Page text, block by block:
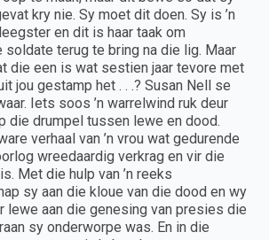
kry nie. Sy moet dit doen. Sy is ’n
en dit is haar taak om
terug te bring na die lig. Maar
die een is wat sestien jaar tevore met
jou gestamp het . . .? Susan Nell se
Iets soos ’n warrelwind ruk deur
die drumpel tussen lewe en dood.
verhaal van ’n vrou wat gedurende
wreedaardig verkrag en vir die
Met die hulp van ’n reeks
sy aan die kloue van die dood en wy
lewe aan die genesing van presies die
sy onderworpe was. En in die